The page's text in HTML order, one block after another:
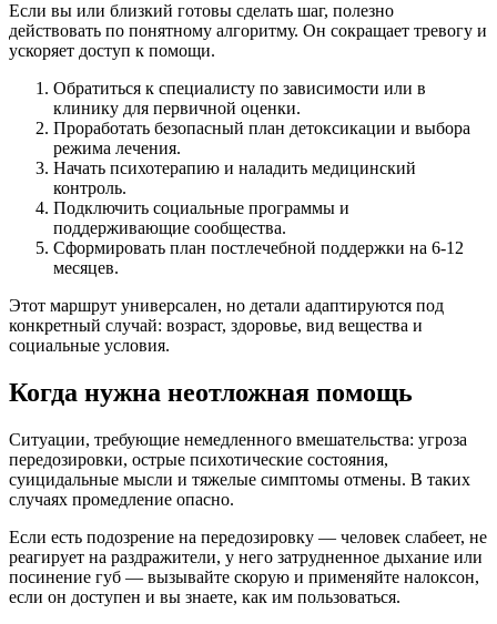
Если вы или близкий готовы сделать шаг, полезно
действовать по понятному алгоритму. Он сокращает тревогу и
ускоряет доступ к помощи.
Обратиться к специалисту по зависимости или в
клинику для первичной оценки.
Проработать безопасный план детоксикации и выбора
режима лечения.
Начать психотерапию и наладить медицинский
контроль.
Подключить социальные программы и
поддерживающие сообщества.
Сформировать план постлечебной поддержки на 6-12
месяцев.
Этот маршрут универсален, но детали адаптируются под
конкретный случай: возраст, здоровье, вид вещества и
социальные условия.
Когда нужна неотложная помощь
Ситуации, требующие немедленного вмешательства: угроза
передозировки, острые психотические состояния,
суицидальные мысли и тяжелые симптомы отмены. В таких
случаях промедление опасно.
Если есть подозрение на передозировку — человек слабеет, не
реагирует на раздражители, у него затрудненное дыхание или
посинение губ — вызывайте скорую и применяйте налоксон,
если он доступен и вы знаете, как им пользоваться.